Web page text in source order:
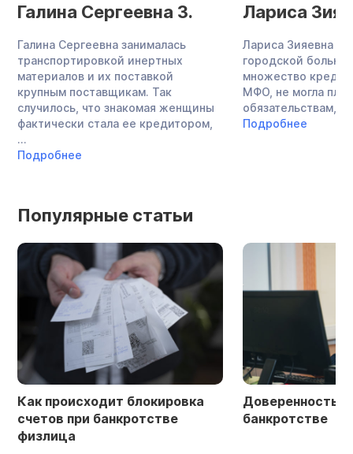
Галина Сергеевна З.
Галина Сергеевна занималась
транспортировкой инертных
материалов и их поставкой
крупным поставщикам. Так
случилось, что знакомая женщины
фактически стала ее кредитором,
...
Подробнее
Лариса
Лариса Зияевна —
городской
множество
МФО, не могла
обязательствам,
Подробнее
Популярные статьи
Как происходит блокировка
счетов при банкротстве
физлица
Доверенность
банкротстве